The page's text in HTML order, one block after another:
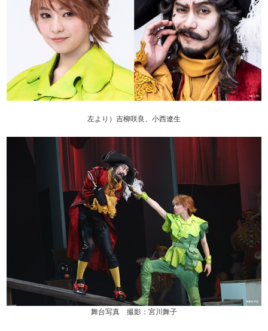
左より）吉柳咲良、小西遼生
舞台写真 撮影：宮川舞子